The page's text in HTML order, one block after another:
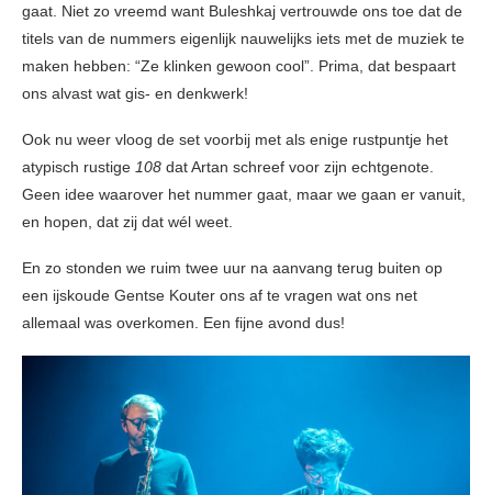
gaat. Niet zo vreemd want Buleshkaj vertrouwde ons toe dat de
titels van de nummers eigenlijk nauwelijks iets met de muziek te
maken hebben: “Ze klinken gewoon cool”. Prima, dat bespaart
ons alvast wat gis- en denkwerk!
Ook nu weer vloog de set voorbij met als enige rustpuntje het
atypisch rustige 108 dat Artan schreef voor zijn echtgenote.
Geen idee waarover het nummer gaat, maar we gaan er vanuit,
en hopen, dat zij dat wél weet.
En zo stonden we ruim twee uur na aanvang terug buiten op
een ijskoude Gentse Kouter ons af te vragen wat ons net
allemaal was overkomen. Een fijne avond dus!